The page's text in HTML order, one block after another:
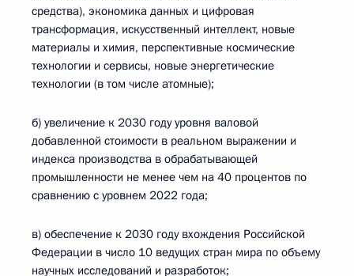
средства), экономика данных и цифровая
трансформация, искусственный интеллект, новые
материалы и химия, перспективные космические
технологии и сервисы, новые энергетические
технологии (в том числе атомные);
б) увеличение к 2030 году уровня валовой
добавленной стоимости в реальном выражении и
индекса производства в обрабатывающей
промышленности не менее чем на 40 процентов по
сравнению с уровнем 2022 года;
в) обеспечение к 2030 году вхождения Российской
Федерации в число 10 ведущих стран мира по объему
научных исследований и разработок;